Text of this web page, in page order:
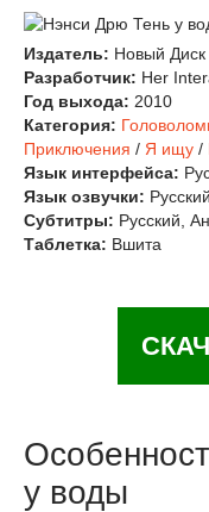
Издатель: Новый Диск
Разработчик: Her
Год выхода: 2010
Категория:
Приключения / Я ищу /
Язык интерфейса:
Язык озвучки:
Субтитры: Русский,
Таблетка: Вшита
у воды